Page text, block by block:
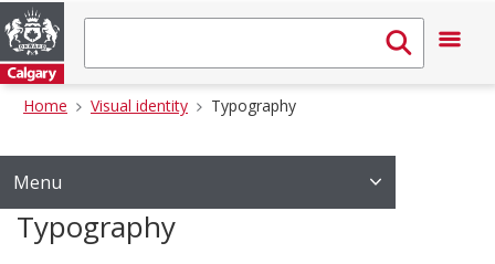
Home Visual identity Typography
Menu
Typography